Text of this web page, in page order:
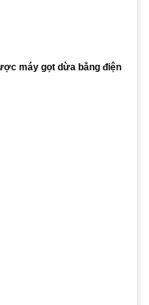
máy gọt dừa bằng điện